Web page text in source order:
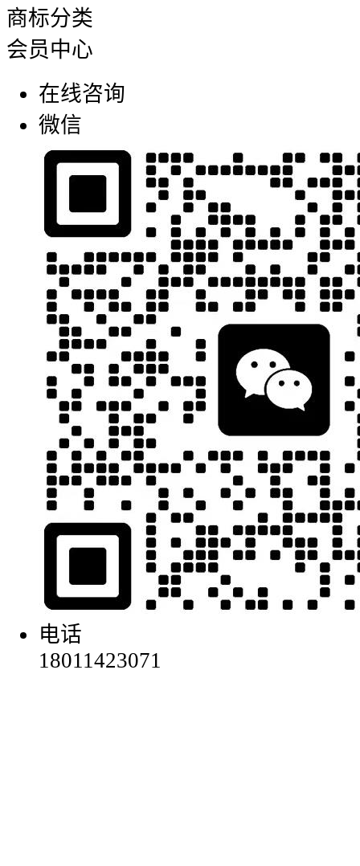
商标分类
会员中心
在线咨询
微信
电话
18011423071